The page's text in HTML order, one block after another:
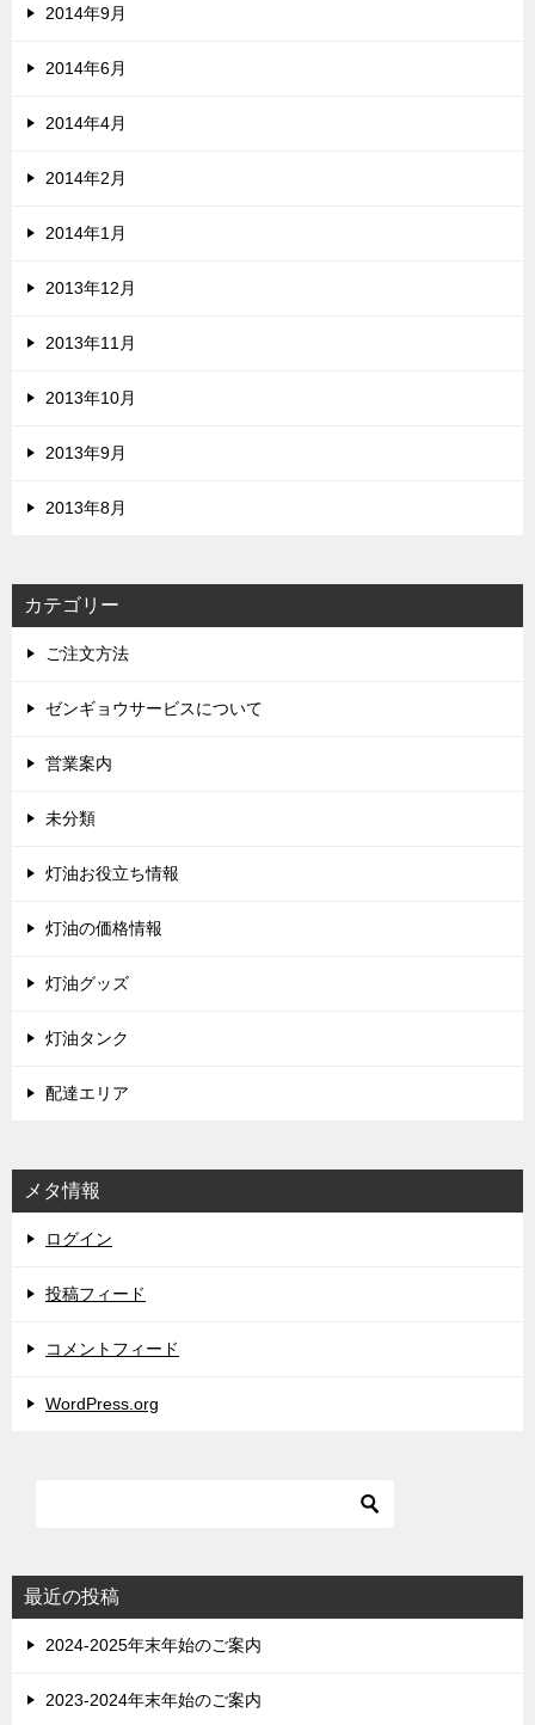
2014年9月
2014年6月
2014年4月
2014年2月
2014年1月
2013年12月
2013年11月
2013年10月
2013年9月
2013年8月
カテゴリー
ご注文方法
ゼンギョウサービスについて
営業案内
未分類
灯油お役立ち情報
灯油の価格情報
灯油グッズ
灯油タンク
配達エリア
メタ情報
ログイン
投稿フィード
コメントフィード
WordPress.org
最近の投稿
2024-2025年末年始のご案内
2023-2024年末年始のご案内